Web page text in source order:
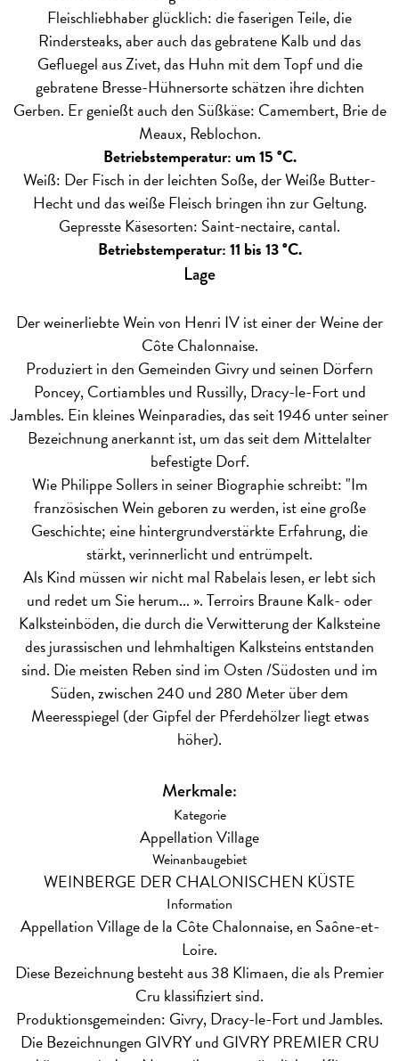
Fleischliebhaber glücklich: die faserigen Teile, die
Rindersteaks, aber auch das gebratene Kalb und das
Gefluegel aus Zivet, das Huhn mit dem Topf und die
gebratene Bresse-Hühnersorte schätzen ihre dichten
Gerben. Er genießt auch den Süßkäse: Camembert, Brie de
Meaux, Reblochon.
Betriebstemperatur: um 15 °C.
Weiß: Der Fisch in der leichten Soße, der Weiße Butter-
Hecht und das weiße Fleisch bringen ihn zur Geltung.
Gepresste Käsesorten: Saint-nectaire, cantal.
Betriebstemperatur: 11 bis 13 °C.
Lage
Der weinerliebte Wein von Henri IV ist einer der Weine der
Côte Chalonnaise.
Produziert in den Gemeinden Givry und seinen Dörfern
Poncey, Cortiambles und Russilly, Dracy-le-Fort und
Jambles. Ein kleines Weinparadies, das seit 1946 unter seiner
Bezeichnung anerkannt ist, um das seit dem Mittelalter
befestigte Dorf.
Wie Philippe Sollers in seiner Biographie schreibt: "Im
französischen Wein geboren zu werden, ist eine große
Geschichte; eine hintergrundverstärkte Erfahrung, die
stärkt, verinnerlicht und entrümpelt.
Als Kind müssen wir nicht mal Rabelais lesen, er lebt sich
und redet um Sie herum... ».TerroirsBraune Kalk- oder
Kalksteinböden, die durch die Verwitterung der Kalksteine
des jurassischen und lehmhaltigen Kalksteins entstanden
sind. Die meisten Reben sind im Osten /Südosten und im
Süden, zwischen 240 und 280 Meter über dem
Meeresspiegel (der Gipfel der Pferdehölzer liegt etwas
höher).
Merkmale:
Kategorie
Appellation Village
Weinanbaugebiet
WEINBERGE DER CHALONISCHEN KÜSTE
Information
Appellation Village de la Côte Chalonnaise, en Saône-et-
Loire.
Diese Bezeichnung besteht aus 38 Klimaen, die als Premier
Cru klassifiziert sind.
Produktionsgemeinden: Givry, Dracy-le-Fort und Jambles.
Die Bezeichnungen GIVRY und GIVRY PREMIER CRU